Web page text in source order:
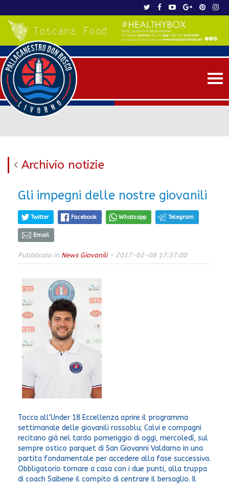
Archivio notizie
Gli impegni delle nostre giovanili
Twitter Facebook Whatsapp Telegram
Email
Pubblicato in News Giovanili- 2017-02-08 17:37:00
Tocca all’Under 18 Eccellenza aprire il programma
settimanale delle giovanili rossoblu; Calvi e compagni
recitano già nel tardo pomeriggio di oggi, mercoledì, sul
sempre ostico parquet di San Giovanni Valdarno in una
partita fondamentale per accedere alla fase successiva.
Obbligatorio tornare a casa con i due punti, alla truppa
di coach Saibene il compito di centrare il bersaglio. Il